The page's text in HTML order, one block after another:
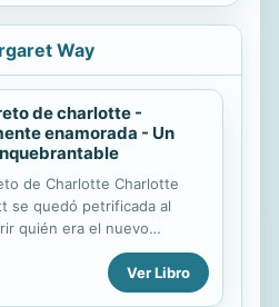
Way
de charlotte -
enamorada - Un
de Charlotte Charlotte
se quedó petrificada al
quién era el nuevo
de su antiguo hogar:
Costello. Rohan era el príncipe
Charlotte, hasta que
Ver Libro